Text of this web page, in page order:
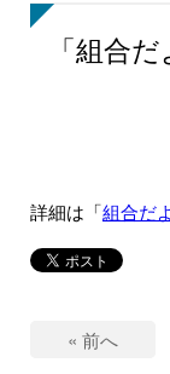
「組合
詳細は「組合だ
« 前へ